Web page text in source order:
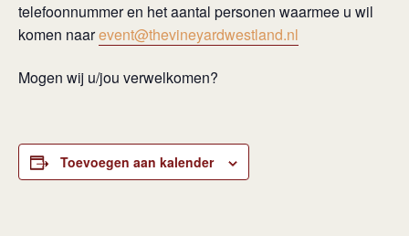
telefoonnummer en het aantal personen waarmee u wil
komen naarevent@thevineyardwestland.nl
Mogen wij u/jou verwelkomen?
Toevoegen aan kalender